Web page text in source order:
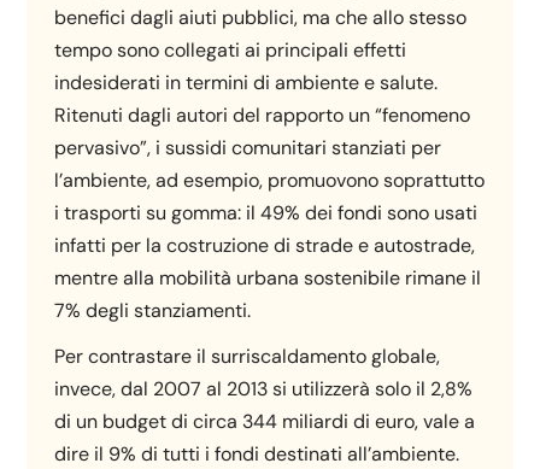
benefici dagli aiuti pubblici, ma che allo stesso
tempo sono collegati ai principali effetti
indesiderati in termini di ambiente e salute.
Ritenuti dagli autori del rapporto un “fenomeno
pervasivo”, i sussidi comunitari stanziati per
l’ambiente, ad esempio, promuovono soprattutto
i trasporti su gomma: il 49% dei fondi sono usati
infatti per la costruzione di strade e autostrade,
mentre alla mobilità urbana sostenibile rimane il
7% degli stanziamenti.
Per contrastare il surriscaldamento globale,
invece, dal 2007 al 2013 si utilizzerà solo il 2,8%
di un budget di circa 344 miliardi di euro, vale a
dire il 9% di tutti i fondi destinati all’ambiente.